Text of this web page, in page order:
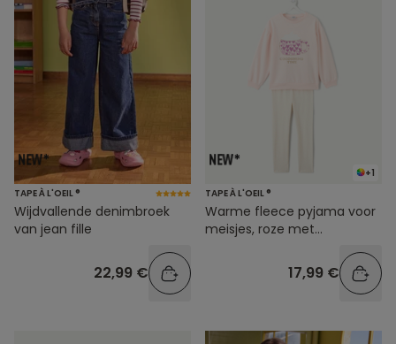
TAPE À L'OEIL ®
Wijdvallende denimbroek
van jean fille
22,99 €
+1
TAPE À L'OEIL ®
Warme fleece pyjama voor
meisjes, roze met
17,99 €